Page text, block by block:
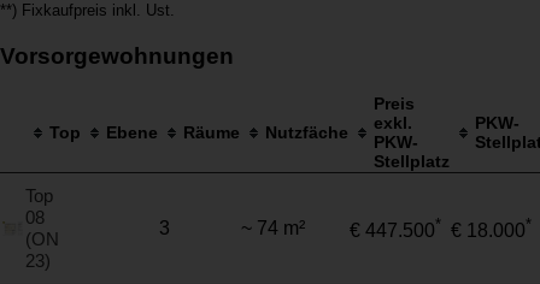
**) Fixkaufpreis inkl. Ust.
Vorsorgewohnungen
Top Ebene Räume Nutzfäche
Preis
exkl.
PKW-
Stellplatz
PKW-
Top
08
(ON
23)
3 ~ 74 m² € 447.500* € 18.000*